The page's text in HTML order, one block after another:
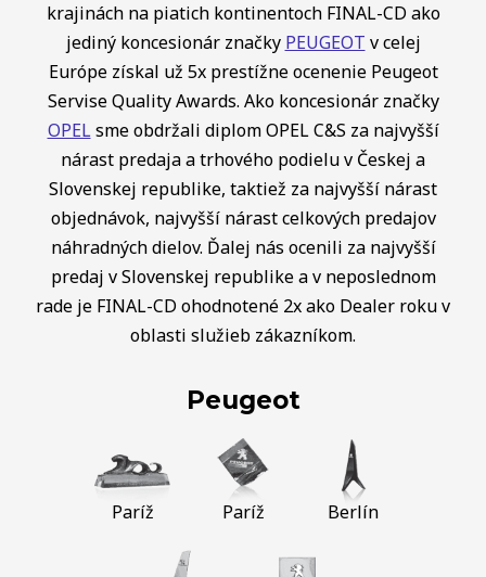
krajinách na piatich kontinentoch FINAL-CD ako
jediný koncesionár značky PEUGEOT v celej
Európe získal už 5x prestížne ocenenie Peugeot
Servise Quality Awards. Ako koncesionár značky
OPELsme obdržali diplom OPEL C&S za najvyšší
nárast predaja a trhového podielu v Českej a
Slovenskej republike, taktiež za najvyšší nárast
objednávok, najvyšší nárast celkových predajov
náhradných dielov. Ďalej nás ocenili za najvyšší
predaj v Slovenskej republike a v neposlednom
rade je FINAL-CD ohodnotené 2x ako Dealer roku v
oblasti služieb zákazníkom.
Peugeot
Paríž Paríž Berlín